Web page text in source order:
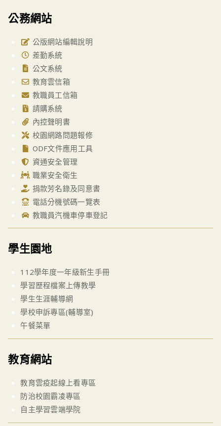
公務網站
公版網站編輯說明
差勤系統
公文系統
教育雲信箱
教職員工信箱
請購系統
內控聲明書
校園網路問題報修
ODF文件應用工具
資通安全管理
職業安全衛生
捐款芳名錄及同意書
電話分機號碼一覽表
教職員汽機車停車登記
學生園地
112學年度一年級新生手冊
學習歷程檔案上傳教學
學生生涯輔導網
學校申訴專區(輔導室)
午餐菜單
教育網站
教育雲疫起線上看專區
防治校園霸凌專區
自主學習雲端學院